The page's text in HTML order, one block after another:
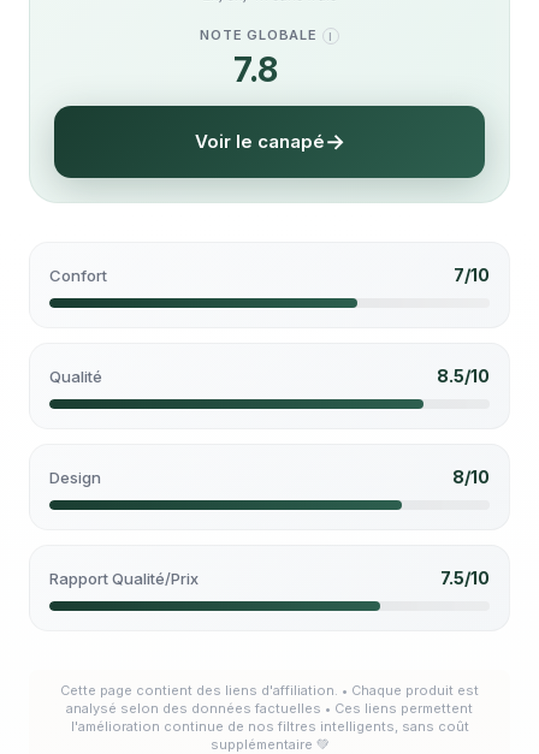
NOTE GLOBALE I
7.8/10
Voir le canapé
Confort 7/10
Qualité 8.5/10
Design 8/10
Rapport Qualité/Prix 7.5/10
Cette page contient des liens d'affiliation. • Chaque produit est
analysé selon des données factuelles • Ces liens permettent
l'amélioration continue de nos filtres intelligents, sans coût
supplémentaire 💚